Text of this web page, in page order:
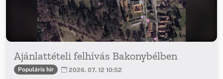
Ajánlattételi felhívás Bakonybélben
Populáris hír 2026. 07. 12 10:52